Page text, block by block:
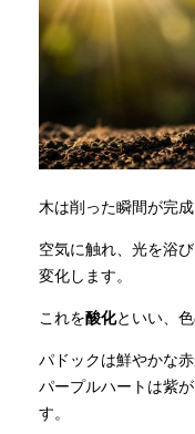
木は削った瞬間が完成
空気に触れ、光を浴
変化します。
これを酸化といい、
パドックは鮮やかな
パープルハートは紫
す。